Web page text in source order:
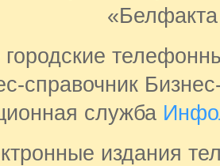
справочник
служба
издания